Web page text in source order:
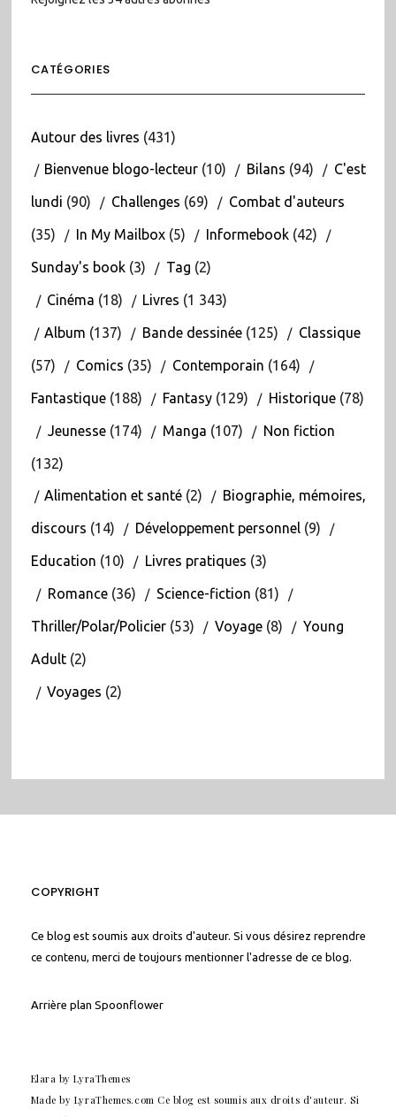
CATÉGORIES
Autour des livres (431)
Bienvenue blogo-lecteur(10) Bilans (94) C'est
lundi (90) Challenges (69) Combat d'auteurs
(35) In My Mailbox(5) Informebook(42)
Sunday's book(3) Tag (2)
Cinéma (18) Livres (1 343)
Album (137) Bande dessinée(125) Classique
(57) Comics (35) Contemporain (164)
Fantastique(188) Fantasy(129) Historique(78)
Jeunesse(174) Manga (107) Non fiction
(132)
Alimentation et santé(2) Biographie, mémoires,
discours (14) Développement personnel(9)
Education (10) Livres pratiques (3)
Romance(36) Science-fiction (81)
Thriller/Polar/Policier(53) Voyage(8) Young
Adult(2)
Voyages (2)
COPYRIGHT
Ce blog est soumis aux droits d'auteur. Si vous désirez reprendre
ce contenu, merci de toujours mentionner l'adresse de ce blog.
Arrière plan Spoonflower
Elara by LyraThemes
Made by LyraThemes.com Ce blog est soumis aux droits d'auteur. Si